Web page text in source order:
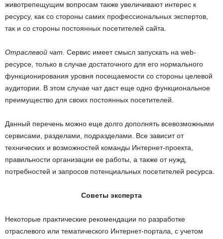
животрепещущим вопросам также увеличивают интерес к
ресурсу, как со стороны самих профессиональных экспертов,
так и со стороны постоянных посетителей сайта.
Отраслевой чат. Сервис имеет смысл запускать на web-
ресурсе, только в случае достаточного для его нормального
функционирования уровня посещаемости со стороны целевой
аудитории. В этом случае чат даст еще одно функциональное
преимущество для своих постоянных посетителей.
Данный перечень можно еще долго дополнять всевозможными
сервисами, разделами, подразделами. Все зависит от
технических и возможностей команды Интернет-проекта,
правильности организации ее работы, а также от нужд,
потребностей и запросов потенциальных посетителей ресурса.
Советы эксперта
Некоторые практические рекомендации по разработке
отраслевого или тематического Интернет-портала, с учетом